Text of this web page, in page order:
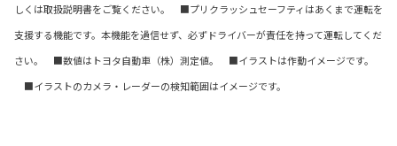
しくは取扱説明書をご覧ください。 ■プリクラッシュセーフティはあくまで運転を
支援する機能です。本機能を過信せず、必ずドライバーが責任を持って運転してくだ
さい。 ■数値はトヨタ自動車（株）測定値。 ■イラストは作動イメージです。
■イラストのカメラ・レーダーの検知範囲はイメージです。